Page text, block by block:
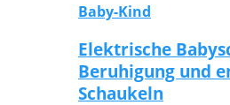
Baby-Kind
Elektrische
Beruhigung und
Schaukeln